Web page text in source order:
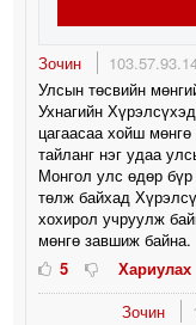
Зочин
Улсын төсвийн
Ухнагийн
цагаасаа хойш
тайланг нэг удаа
Монгол улс өдөр бүр
төлж байхад
хохирол учруулж
мөнгө завшиж байна.
5
Хариулах
Зочин